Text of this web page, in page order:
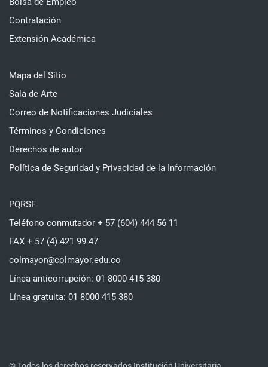
Contratación
Extensión Académica
Mapa del Sitio
Sala de Arte
Correo de Notificaciones Judiciales
Términos y Condiciones
Derechos de autor
Política de Seguridad y Privacidad de la Información
PQRSF
Teléfono conmutador + 57 (604) 444 56 11
FAX + 57 (4) 421 99 47
colmayor@colmayor.edu.co
Línea anticorrupción: 01 8000 415 380
Línea gratuita: 01 8000 415 380